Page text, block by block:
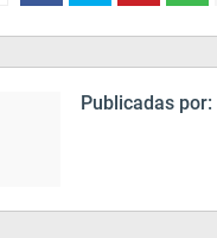
Publicadas por: